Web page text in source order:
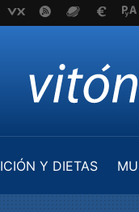
Y DIETAS